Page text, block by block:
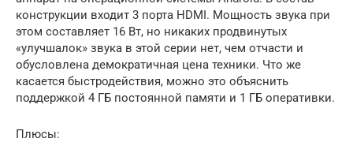
конструкции входит 3 порта HDMI. Мощность звука при
этом составляет 16 Вт, но никаких продвинутых
«улучшалок» звука в этой серии нет, чем отчасти и
обусловлена демократичная цена техники. Что же
касается быстродействия, можно это объяснить
поддержкой 4 ГБ постоянной памяти и 1 ГБ оперативки.
Плюсы: